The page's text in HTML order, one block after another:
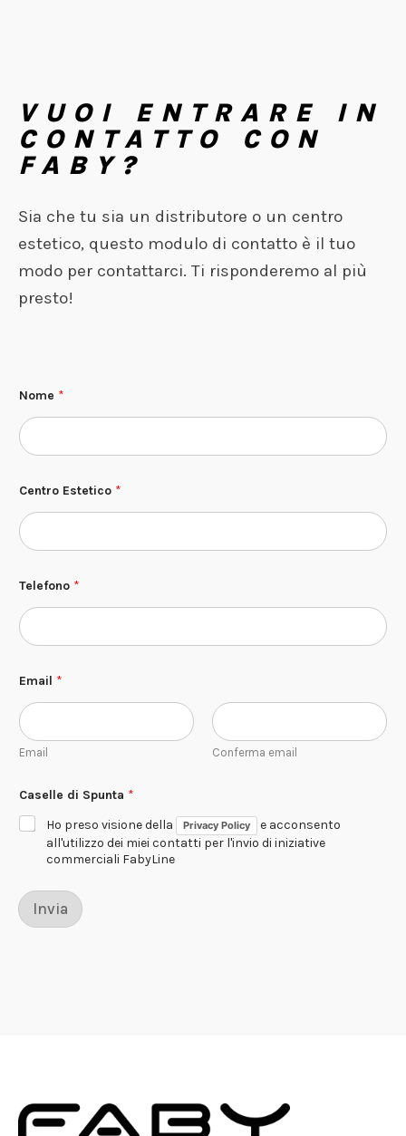
VUOI ENTRARE IN
CONTATTO CON
FABY?
Sia che tu sia un distributore o un centro
estetico, questo modulo di contatto è il tuo
modo per contattarci. Ti risponderemo al più
presto!
Nome *
Centro Estetico *
Telefono *
Email *
Email Conferma email
p
u
n
i
Caselle di Spunta *
Ho preso visione della
Privacy Policy
e acconsento
all'utilizzo dei miei contatti per l'invio di iniziative
commerciali FabyLine
Invia